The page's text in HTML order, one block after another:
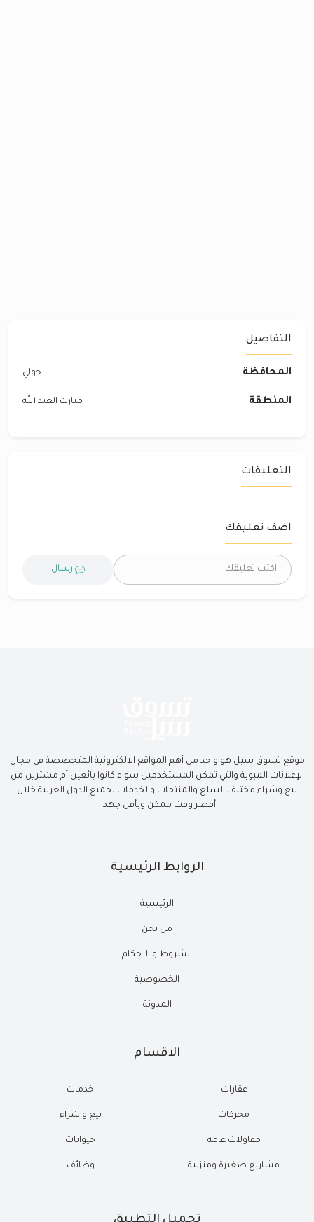
التفاصيل
المحافظة حولي
المنطقة مبارك العبد الله
التعليقات
اضف تعليقك
ارسال
موقع تسوق سيل هو واحد من أهم المواقع الالكترونية المتخصصة في مجال
الإعلانات المبوبة والتي تمكن المستخدمين سواء كانوا بائعين أم مشترين من
بيع وشراء مختلف السلع والمنتجات والخدمات بجميع الدول العربية خلال
أقصر وقت ممكن وبأقل جهد .
الروابط الرئيسية
الرئيسية
من نحن
الشروط و الاحكام
الخصوصية
المدونة
الاقسام
عقارات
محركات
مقاولات عامة
مشاريع صغيرة ومنزلية
خدمات
بيع و شراء
حيوانات
وظائف